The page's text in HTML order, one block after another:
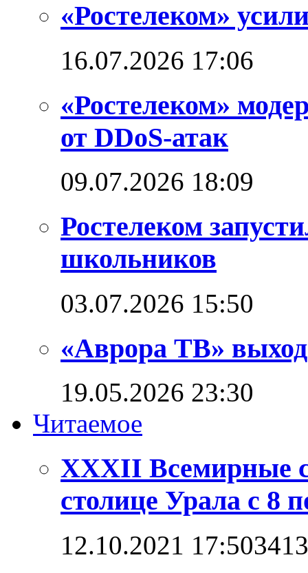
«Ростелеком»
16.07.2026 17:06
«Ростелеком»
от DDoS-атак
09.07.2026 18:09
Ростелеком
школьников
03.07.2026 15:50
«Аврора ТВ»
19.05.2026 23:30
Читаемое
XXXII Всемирные
столице Урала с 8
12.10.2021 17:50